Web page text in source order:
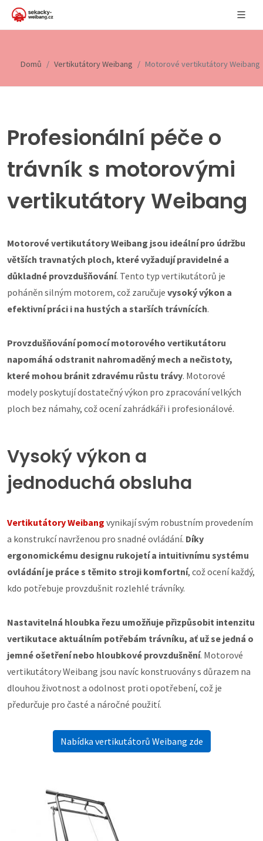
Domů Vertikutátory Weibang Motorové vertikutátory Weibang
Profesionální péče o
trávník s motorovými
vertikutátory Weibang
Motorové vertikutátory Weibang jsou ideální pro údržbu
větších travnatých ploch, které vyžadují pravidelné a
důkladné provzdušňování. Tento typ vertikutátorů je
poháněn silným motorem, což zaručuje vysoký výkon a
efektivní práci i na hustých a starších trávnících.
Provzdušňování pomocí motorového vertikutátoru
napomáhá odstranit nahromaděný mech a nečistoty,
které mohou bránit zdravému růstu trávy. Motorové
modely poskytují dostatečný výkon pro zpracování velkých
ploch bez námahy, což ocení zahrádkáři i profesionálové.
Vysoký výkon a
jednoduchá obsluha
Vertikutátory Weibang vynikají svým robustním provedením
a konstrukcí navrženou pro snadné ovládání. Díky
ergonomickému designu rukojetí a intuitivnímu systému
ovládání je práce s těmito stroji komfortní, což ocení každý,
kdo potřebuje provzdušnit rozlehlé trávníky.
Nastavitelná hloubka řezu umožňuje přizpůsobit intenzitu
vertikutace aktuálním potřebám trávníku, ať už se jedná o
jemné ošetření nebo hloubkové provzdušnění. Motorové
vertikutátory Weibang jsou navíc konstruovány s důrazem na
dlouhou životnost a odolnost proti opotřebení, což je
předurčuje pro časté a náročné použití.
Nabídka vertikutátorů Weibang zde